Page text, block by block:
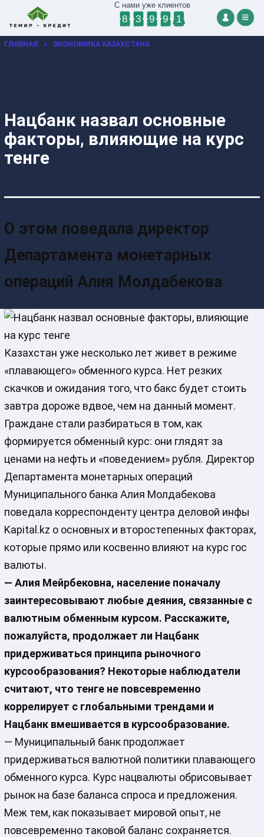
С нами уже клиентов
8 3 9 9 1
ГЛАВНАЯ » ЭКОНОМИКА КАЗАХСТАНА
Нацбанк назвал основные
факторы, влияющие на курс
тенге
О этом поведала директор
Департамента монетарных
операций Алия Молдабекова
Казахстан уже несколько лет живет в режиме
«плавающего» обменного курса. Нет резких
скачков и ожидания того, что бакс будет стоить
завтра дороже вдвое, чем на данный момент.
Граждане стали разбираться в том, как
формируется обменный курс: они глядят за
ценами на нефть и «поведением» рубля. Директор
Департамента монетарных операций
Муниципального банка Алия Молдабекова
поведала корреспонденту центра деловой инфы
Kapital.kz о основных и второстепенных факторах,
которые прямо или косвенно влияют на курс гос
валюты.
— Алия Мейрбековна, население поначалу
заинтересовывают любые деяния, связанные с
валютным обменным курсом. Расскажите,
пожалуйста, продолжает ли Нацбанк
придерживаться принципа рыночного
курсообразования? Некоторые наблюдатели
считают, что тенге не повсевременно
коррелирует с глобальными трендами и
Нацбанк вмешивается в курсообразование.
— Муниципальный банк продолжает
придерживаться валютной политики плавающего
обменного курса. Курс нацвалюты обрисовывает
рынок на базе баланса спроса и предложения.
Меж тем, как показывает мировой опыт, не
повсевременно таковой баланс сохраняется.